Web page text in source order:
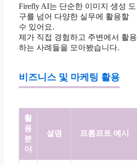
Firefly AI는 단순한 이미지 생성 도
구를 넘어 다양한 실무에 활용할
수 있어요.
제가 직접 경험하고 주변에서 활용
하는 사례들을 모아봤습니다.
비즈니스 및 마케팅 활용
활
용
분
야
설명 프롬프트 예시